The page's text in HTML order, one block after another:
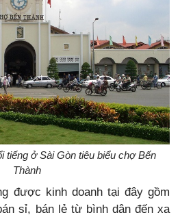
tiếng ở Sài Gòn tiêu biểu chợ Bến
Thành
được kinh doanh tại đây gồm
sỉ, bán lẻ từ bình dân đến xa